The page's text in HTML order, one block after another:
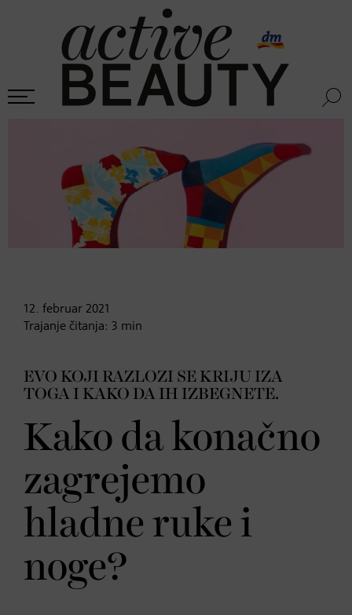
12. februar 2021
Trajanje čitanja: 3 min
EVO KOJI RAZLOZI SE KRIJU IZA
TOGA I KAKO DA IH IZBEGNETE.
Kako da konačno
zagrejemo
hladne ruke i
noge?